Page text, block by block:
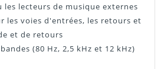
les lecteurs de musique externes
les voies d'entrées, les retours et
et de retours
(80 Hz, 2,5 kHz et 12 kHz)